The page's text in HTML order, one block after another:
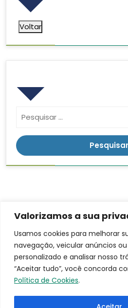
Valorizamos a sua
Usamos cookies para melhorar
navegação, veicular anúncios
personalizado e analisar nosso
“Aceitar tudo”, você concorda
Política de Cookies.
Voltar
Contato
(16)
3953-
9100
Rua: